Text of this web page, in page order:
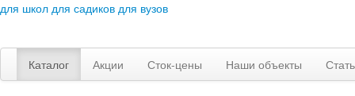
для школ для садиков для вузов
Каталог Акции Сток-цены Наши объекты